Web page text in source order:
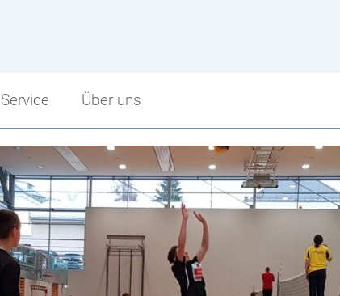
Service
Service
Sprechstunden
Schularbeitentermine
Stundenpläne
Bibliothek
Über uns
Über uns
Schulbeginn
Stundenzeiten
Fritz Strobl
Angebot im Überblick